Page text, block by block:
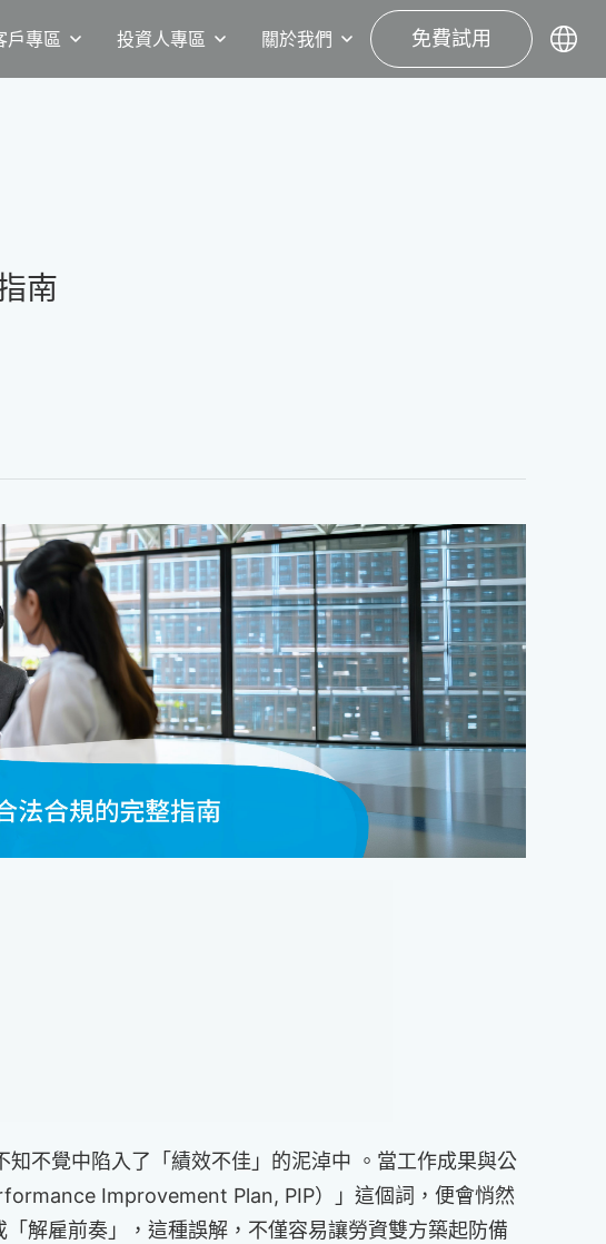
戶專區 投資人專區 關於我們 免費試用
南
不覺中陷入了「績效不佳」的泥淖中 。當工作成果與公
Improvement Plan, PIP）」這個詞，便會悄然
解雇前奏」，這種誤解，不僅容易讓勞資雙方築起防備